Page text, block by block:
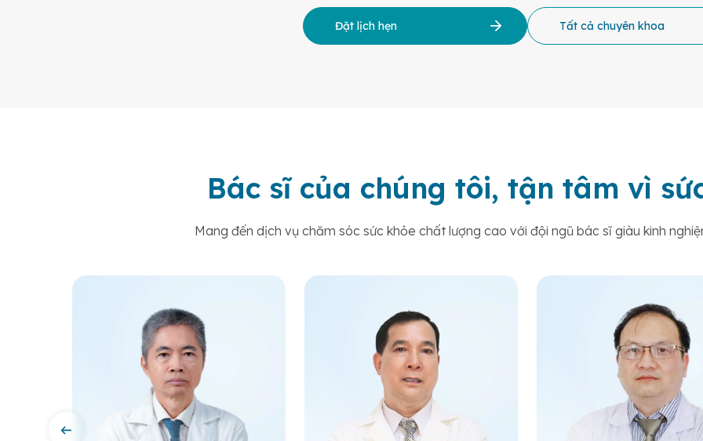
Đặt lịch hẹn Tất cả chuyên khoa
Bác sĩ của chúng tôi, tận tâm vì
Mang đến dịch vụ chăm sóc sức khỏe chất lượng cao với đội ngũ bác sĩ giàu kinh